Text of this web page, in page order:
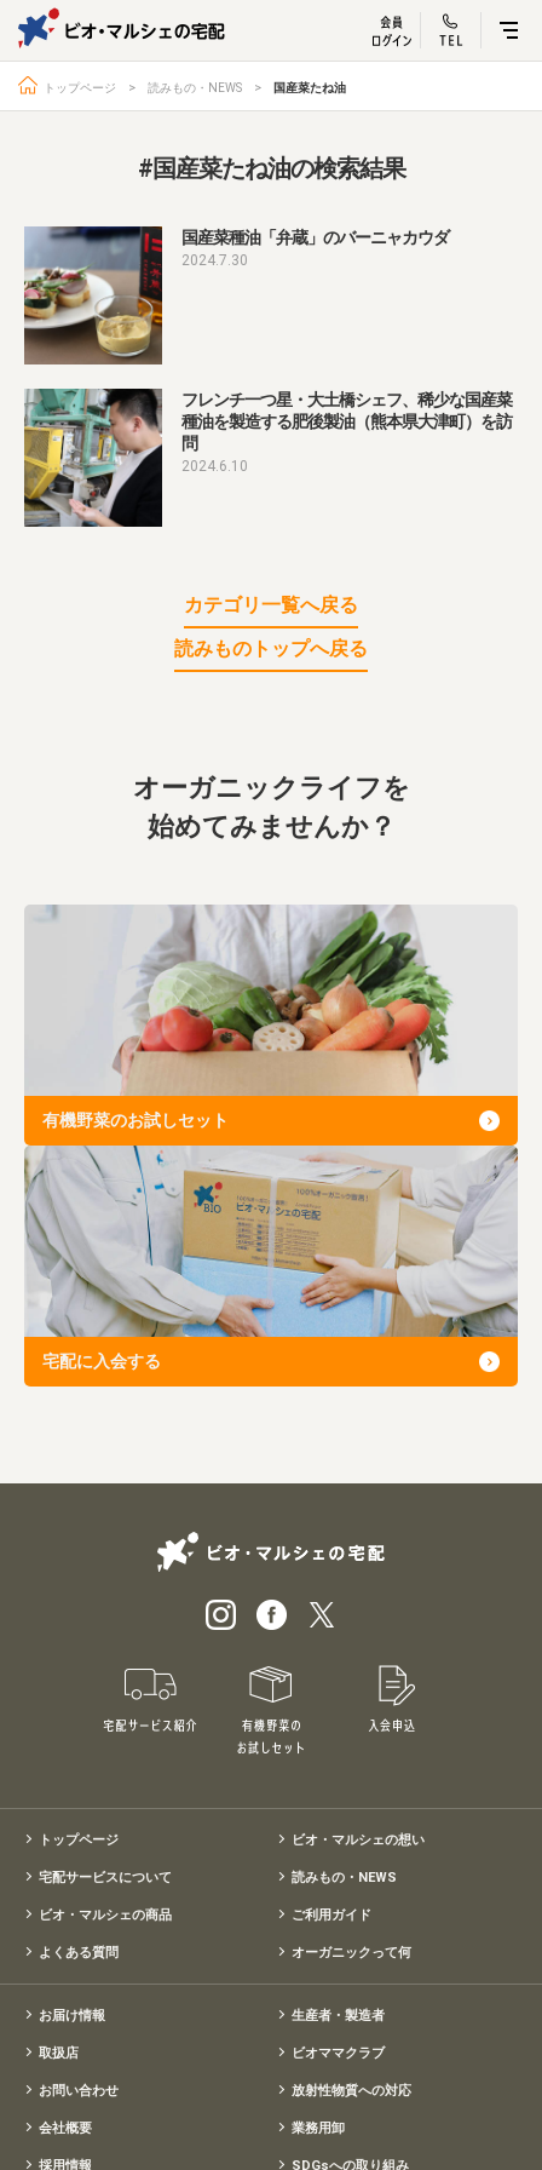
ビオ・マルシェ
宅配サービス紹介
トップページ ビオ・マルシェの想い
宅配サービスについて
お届け情報 生産者・製造者
取扱店
お問い合わせ
トップページ 読みもの・NEWS 国産菜たね油
#国産菜たね油の検索結果
国産菜種油「弁蔵」のバーニャカウダ
2024.7.30
フレンチ一つ星・大土橋シェフ、稀少な国産菜
種油を製造する肥後製油（熊本県大津町）を訪
問
2024.6.10
カテゴリ一覧へ戻る
読みものトップへ戻る
オーガニックライフを
始めてみませんか？
有機野菜のお試しセット
宅配に入会する
宅配サービス紹介 有機野菜のお試しセット
トップページ ビオ・マルシェの想い
宅配サービスについて 読みもの・NEWS
ビオ・マルシェの商品 ご利用ガイド
よくある質問 オーガニックって何
お届け情報 生産者・製造者
取扱店 ビオママクラブ
お問い合わせ 放射性物質への対応
会社概要 業務用卸
採用情報 SDGsへの取り組み